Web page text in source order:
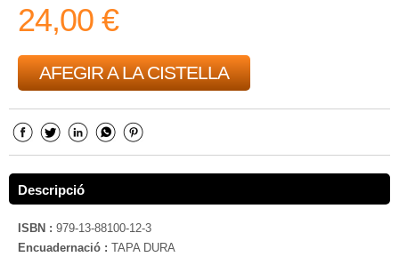
24,00 €
AFEGIR A LA CISTELLA
Descripció
ISBN : 979-13-88100-12-3
Encuadernació : TAPA DURA